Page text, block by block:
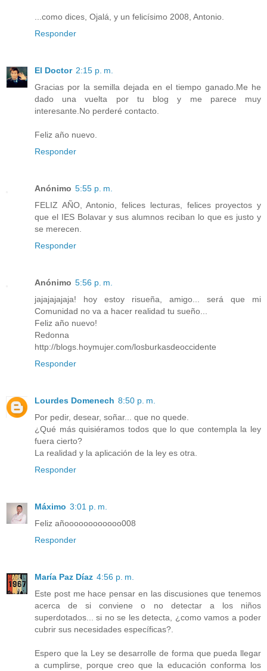
...como dices, Ojalá, y un felicísimo 2008, Antonio.
Responder
El Doctor 2:15 p. m.
Gracias por la semilla dejada en el tiempo ganado.Me he
dado una vuelta por tu blog y me parece muy
interesante.No perderé contacto.
Feliz año nuevo.
Responder
Anónimo 5:55 p. m.
FELIZ AÑO, Antonio, felices lecturas, felices proyectos y
que el IES Bolavar y sus alumnos reciban lo que es justo y
se merecen.
Responder
Anónimo 5:56 p. m.
jajajajajaja! hoy estoy risueña, amigo... será que mi
Comunidad no va a hacer realidad tu sueño...
Feliz año nuevo!
Redonna
http://blogs.hoymujer.com/losburkasdeoccidente
Responder
Lourdes Domenech 8:50 p. m.
Por pedir, desear, soñar... que no quede.
¿Qué más quisiéramos todos que lo que contempla la ley
fuera cierto?
La realidad y la aplicación de la ley es otra.
Responder
Máximo 3:01 p. m.
Feliz añoooooooooooo008
Responder
María Paz Díaz 4:56 p. m.
Este post me hace pensar en las discusiones que tenemos
acerca de si conviene o no detectar a los niños
superdotados... si no se les detecta, ¿como vamos a poder
cubrir sus necesidades específicas?.
Espero que la Ley se desarrolle de forma que pueda llegar
a cumplirse, porque creo que la educación conforma los